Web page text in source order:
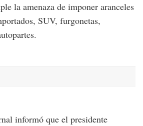
la amenaza de imponer aranceles
SUV, furgonetas,
informó que el presidente